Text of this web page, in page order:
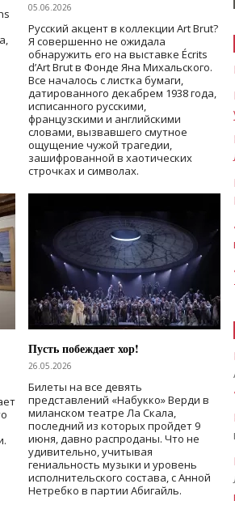
05.06.2026
Русский акцент в коллекции Art Brut?
Я совершенно не ожидала
обнаружить его на выставке Écrits
d’Art Brut в Фонде Яна Михальского.
Все началось с листка бумаги,
датированного декабрем 1938 года,
исписанного русскими,
французскими и английскими
словами, вызвавшего смутное
ощущение чужой трагедии,
зашифрованной в хаотических
строчках и символах.
Пусть побеждает хор!
26.05.2026
Билеты на все девять
представлений «Набукко» Верди в
миланском театре Ла Скала,
последний из которых пройдет 9
июня, давно распроданы. Что не
удивительно, учитывая
гениальность музыки и уровень
исполнительского состава, с Анной
Нетребко в партии Абигайль.